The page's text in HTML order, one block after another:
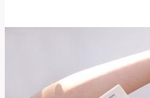
Češtiny:
Kompletní